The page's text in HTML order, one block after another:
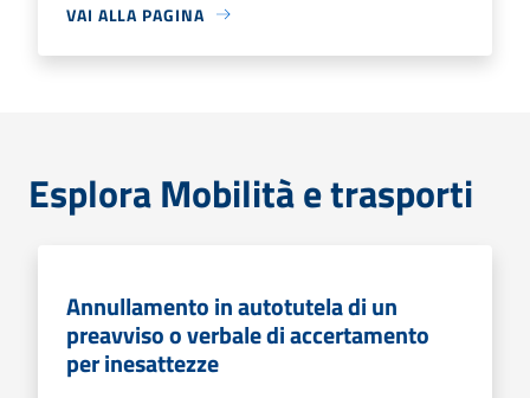
VAI ALLA PAGINA
Esplora Mobilità e trasporti
Annullamento in autotutela di un
preavviso o verbale di accertamento
per inesattezze